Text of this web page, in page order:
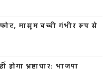
मासूम बच्ची गंभीर रूप से
भ्रष्टाचार: भाजपा